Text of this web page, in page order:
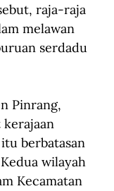
raja-raja
melawan
serdadu
Pinrang,
kerajaan
berbatasan
wilayah
Kecamatan